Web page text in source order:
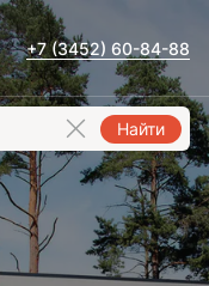
+7 (3452) 60-84-88
Найти